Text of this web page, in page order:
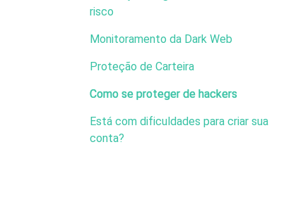
risco
Monitoramento da Dark Web
Proteção de Carteira
Como se proteger de hackers
Está com dificuldades para criar sua
conta?